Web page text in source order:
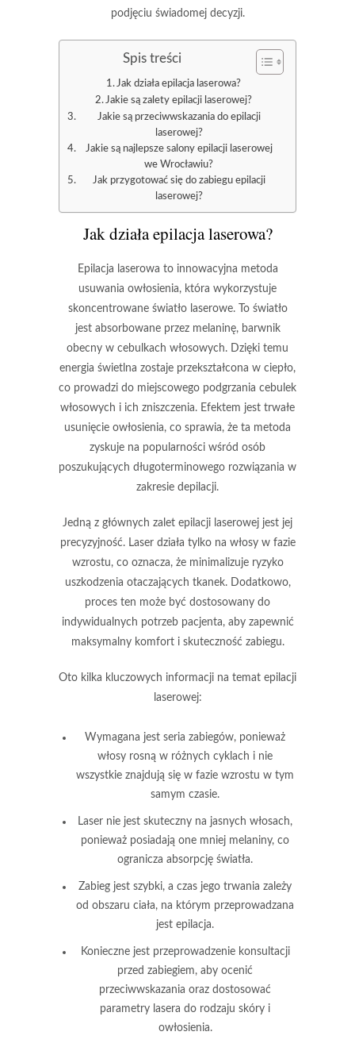
podjęciu świadomej decyzji.
Spis treści
Jak działa epilacja laserowa?
Jakie są zalety epilacji laserowej?
Jakie są przeciwwskazania do epilacji
laserowej?
Jakie są najlepsze salony epilacji laserowej
we Wrocławiu?
Jak przygotować się do zabiegu epilacji
laserowej?
Jak działa epilacja laserowa?
Epilacja laserowa to innowacyjna metoda
usuwania owłosienia, która wykorzystuje
skoncentrowane światło laserowe. To światło
jest absorbowane przez melaninę, barwnik
obecny w cebulkach włosowych. Dzięki temu
energia świetlna zostaje przekształcona w ciepło,
co prowadzi do miejscowego podgrzania cebulek
włosowych i ich zniszczenia. Efektem jest trwałe
usunięcie owłosienia, co sprawia, że ta metoda
zyskuje na popularności wśród osób
poszukujących długoterminowego rozwiązania w
zakresie depilacji.
Jedną z głównych zalet epilacji laserowej jest jej
precyzyjność. Laser działa tylko na włosy w fazie
wzrostu, co oznacza, że minimalizuje ryzyko
uszkodzenia otaczających tkanek. Dodatkowo,
proces ten może być dostosowany do
indywidualnych potrzeb pacjenta, aby zapewnić
maksymalny komfort i skuteczność zabiegu.
Oto kilka kluczowych informacji na temat epilacji
laserowej:
Wymagana jest seria zabiegów, ponieważ
włosy rosną w różnych cyklach i nie
wszystkie znajdują się w fazie wzrostu w tym
samym czasie.
Laser nie jest skuteczny na jasnych włosach,
ponieważ posiadają one mniej melaniny, co
ogranicza absorpcję światła.
Zabieg jest szybki, a czas jego trwania zależy
od obszaru ciała, na którym przeprowadzana
jest epilacja.
Konieczne jest przeprowadzenie konsultacji
przed zabiegiem, aby ocenić
przeciwwskazania oraz dostosować
parametry lasera do rodzaju skóry i
owłosienia.